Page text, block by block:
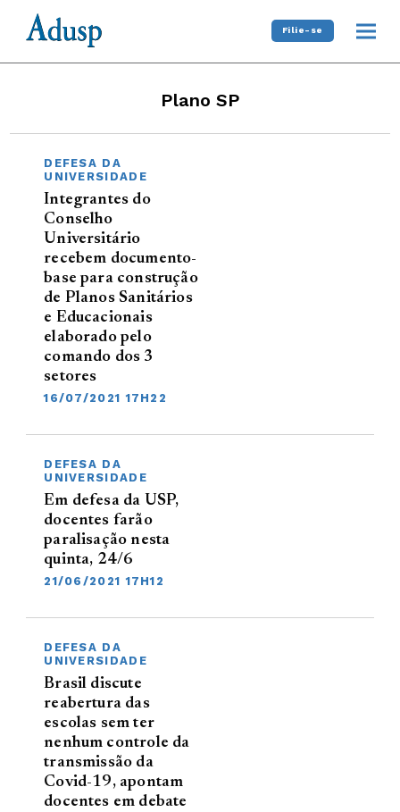
Filie-se
Plano SP
DEFESA DA
UNIVERSIDADE
Integrantes do
Conselho
Universitário
recebem documento-
base para construção
de Planos Sanitários
e Educacionais
elaborado pelo
comando dos 3
setores
16/07/2021 17H22
DEFESA DA
UNIVERSIDADE
Em defesa da USP,
docentes farão
paralisação nesta
quinta, 24/6
21/06/2021 17H12
DEFESA DA
UNIVERSIDADE
Brasil discute
reabertura das
escolas sem ter
nenhum controle da
transmissão da
Covid-19, apontam
docentes em debate